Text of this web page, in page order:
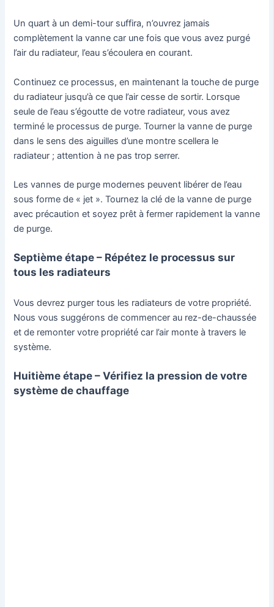
Un quart à un demi-tour suffira, n’ouvrez jamais
complètement la vanne car une fois que vous avez purgé
l’air du radiateur, l’eau s’écoulera en courant.
Continuez ce processus, en maintenant la touche de purge
du radiateur jusqu’à ce que l’air cesse de sortir. Lorsque
seule de l’eau s’égoutte de votre radiateur, vous avez
terminé le processus de purge. Tourner la vanne de purge
dans le sens des aiguilles d’une montre scellera le
radiateur ; attention à ne pas trop serrer.
Les vannes de purge modernes peuvent libérer de l’eau
sous forme de « jet ». Tournez la clé de la vanne de purge
avec précaution et soyez prêt à fermer rapidement la vanne
de purge.
Septième étape – Répétez le processus sur
tous les radiateurs
Vous devrez purger tous les radiateurs de votre propriété.
Nous vous suggérons de commencer au rez-de-chaussée
et de remonter votre propriété car l’air monte à travers le
système.
Huitième étape – Vérifiez la pression de votre
système de chauffage